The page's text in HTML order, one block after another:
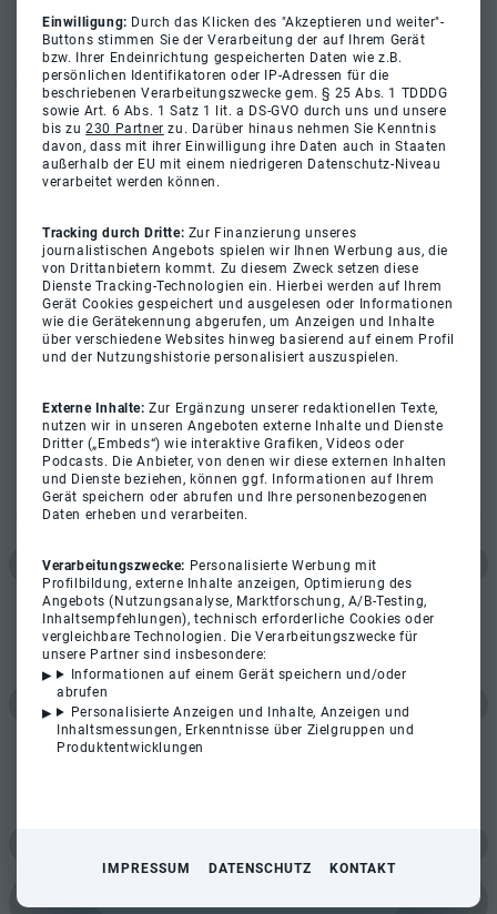
Einwilligung: Durch das Klicken des "Akzeptieren und weiter"-
Buttons stimmen Sie der Verarbeitung der auf Ihrem Gerät
bzw. Ihrer Endeinrichtung gespeicherten Daten wie z.B.
persönlichen Identifikatoren oder IP-Adressen für die
beschriebenen Verarbeitungszwecke gem. § 25 Abs. 1 TDDDG
sowie Art. 6 Abs. 1 Satz 1 lit. a DS-GVO durch uns und unsere
bis zu230 Partner zu. Darüber hinaus nehmen Sie Kenntnis
davon, dass mit ihrer Einwilligung ihre Daten auch in Staaten
außerhalb der EU mit einem niedrigeren Datenschutz-Niveau
verarbeitet werden können.
Tracking durch Dritte: Zur Finanzierung unseres
journalistischen Angebots spielen wir Ihnen Werbung aus, die
von Drittanbietern kommt. Zu diesem Zweck setzen diese
Dienste Tracking-Technologien ein. Hierbei werden auf Ihrem
Gerät Cookies gespeichert und ausgelesen oder Informationen
wie die Gerätekennung abgerufen, um Anzeigen und Inhalte
über verschiedene Websites hinweg basierend auf einem Profil
und der Nutzungshistorie personalisiert auszuspielen.
Externe Inhalte:Zur Ergänzung unserer redaktionellen Texte,
nutzen wir in unseren Angeboten externe Inhalte und Dienste
Dritter („Embeds“) wie interaktive Grafiken, Videos oder
Podcasts. Die Anbieter, von denen wir diese externen Inhalten
und Dienste beziehen, können ggf. Informationen auf Ihrem
Gerät speichern oder abrufen und Ihre personenbezogenen
Daten erheben und verarbeiten.
Verarbeitungszwecke: Personalisierte Werbung mit
Profilbildung, externe Inhalte anzeigen, Optimierung des
Angebots (Nutzungsanalyse, Marktforschung, A/B-Testing,
Inhaltsempfehlungen), technisch erforderliche Cookies oder
vergleichbare Technologien. Die Verarbeitungszwecke für
unsere Partner sind insbesondere:
Informationen auf einem Gerät speichern und/oder
abrufen
Personalisierte Anzeigen und Inhalte, Anzeigen und
Inhaltsmessungen, Erkenntnisse über Zielgruppen und
Produktentwicklungen
IMPRESSUM DATENSCHUTZ KONTAKT